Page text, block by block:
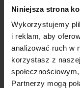
Niniejsza strona
Wykorzystujemy
i reklam, aby
analizować ruch w
korzystasz z
Partnerzy mogą
dotyczące oferty
newslettera.
Subskrybuj
nasz
newsletter: